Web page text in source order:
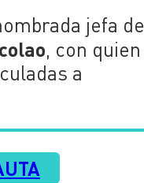
jefa de
, con quien
a